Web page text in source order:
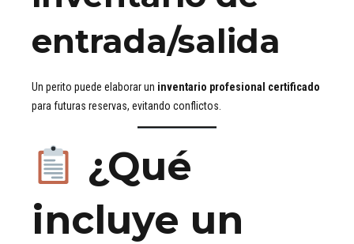
entrada/salida
Un perito puede elaborar un inventario profesional certificado
para futuras reservas, evitando conflictos.
¿Qué
incluye un